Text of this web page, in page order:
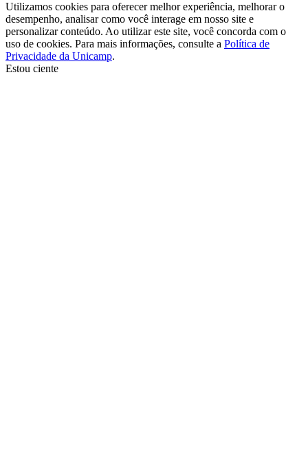
Utilizamos cookies para oferecer melhor experiência, melhorar o
desempenho, analisar como você interage em nosso site e
personalizar conteúdo. Ao utilizar este site, você concorda com o
uso de cookies. Para mais informações, consulte a Política de
Privacidade da Unicamp.
Estou ciente